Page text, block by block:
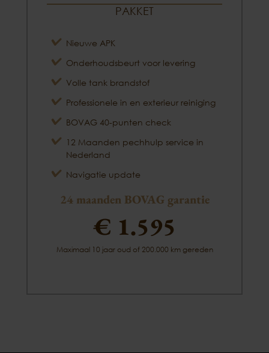
PAKKET
Nieuwe APK
Onderhoudsbeurt voor levering
Volle tank brandstof
Professionele in en exterieur reiniging
BOVAG 40-punten check
12 Maanden pechhulp service in
Nederland
Navigatie update
24 maanden BOVAG garantie
€ 1.595
Maximaal 10 jaar oud of 200.000 km gereden